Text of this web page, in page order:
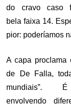
do cravo caso
bela faixa 14.
pior: poderíamos
A capa proclama
de De Falla,
mundiais”.
envolvendo